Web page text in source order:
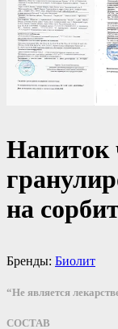
Напиток
на
Бренды: Биолит
“Не является
СОСТАВ